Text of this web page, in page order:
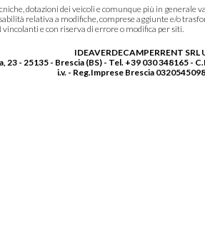
dotazioni dei veicoli e comunque più in generale
relativa a modifiche, comprese aggiunte e/o
e con riserva di errore o modifica per siti.
IDEAVERDECAMPERRENT SRL
23 - 25135 - Brescia (BS) - Tel. +39 030 348165 -
i.v. - Reg.Imprese Brescia